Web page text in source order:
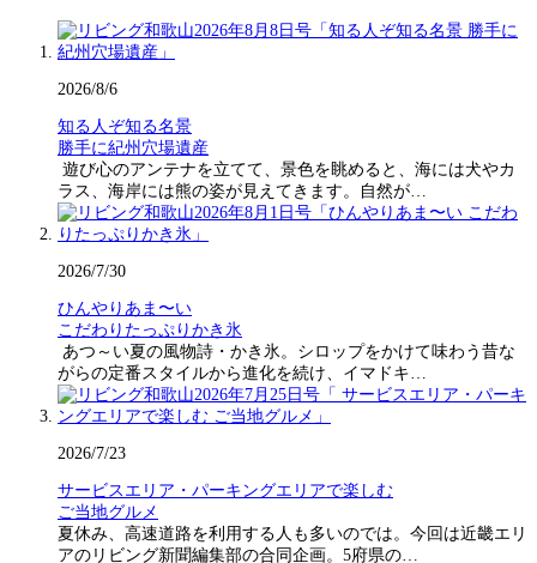
2026/8/6
知る人ぞ知る名景
勝手に紀州穴場遺産
遊び心のアンテナを立てて、景色を眺めると、海には犬やカ
ラス、海岸には熊の姿が見えてきます。自然が…
2026/7/30
ひんやりあま〜い
こだわりたっぷりかき氷
あつ～い夏の風物詩・かき氷。シロップをかけて味わう昔な
がらの定番スタイルから進化を続け、イマドキ…
2026/7/23
サービスエリア・パーキングエリアで楽しむ
ご当地グルメ
夏休み、高速道路を利用する人も多いのでは。今回は近畿エリ
アのリビング新聞編集部の合同企画。5府県の…